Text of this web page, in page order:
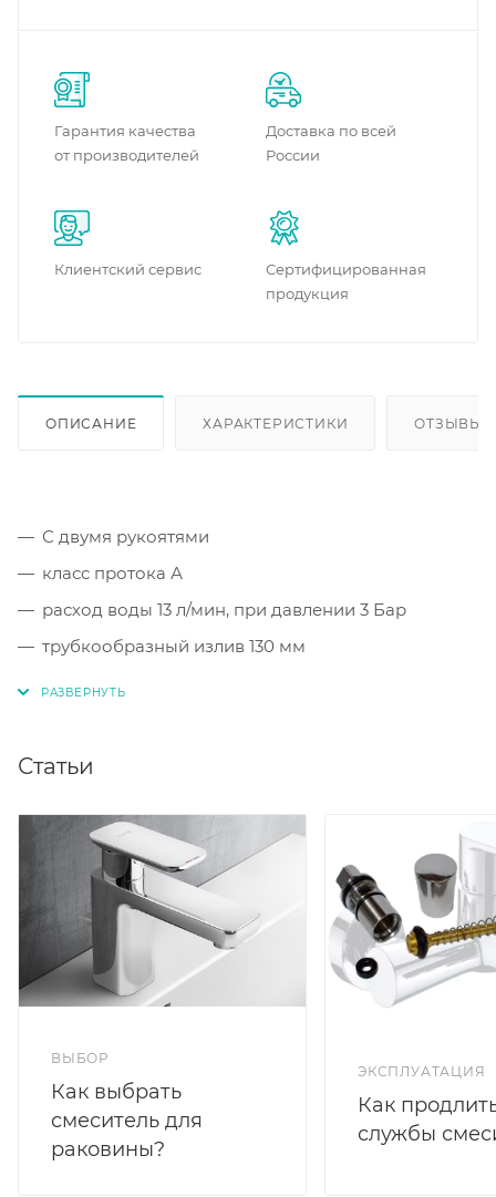
Гарантия качества
от производителей
Доставка по всей
России
Клиентский сервис
Сертифицированная
продукция
ОПИСАНИЕ ХАРАКТЕРИСТИКИ ОТЗЫВЫ
С двумя рукоятями
класс протока А
расход воды 13 л/мин, при давлении 3 Бар
трубкообразный излив 130 мм
аэратор M22x1
Статьи
ВЫБОР
Как выбрать
смеситель для
раковины?
ЭКСПЛУАТАЦИЯ
Как
службы